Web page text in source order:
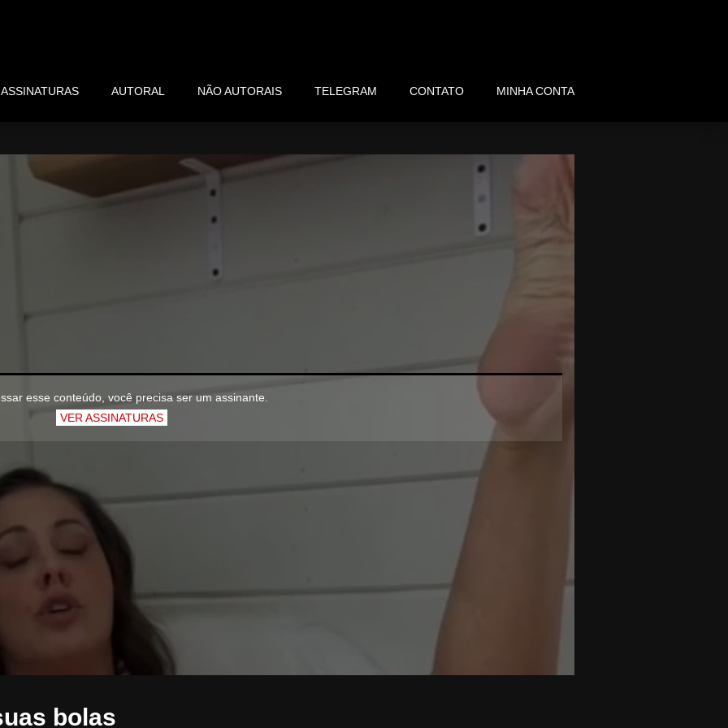
ASSINATURAS AUTORAL NÃO AUTORAIS TELEGRAM CONTATO MINHA CONTA
esse conteúdo, você precisa ser um assinante.
VER ASSINATURAS
bolas